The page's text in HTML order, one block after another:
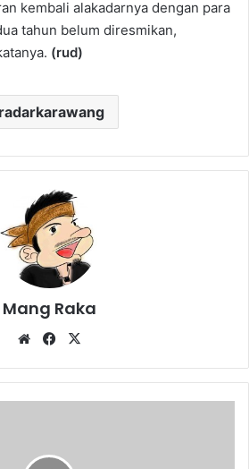
kembali alakadarnya dengan para
tahun belum diresmikan,
(rud)
Mang Raka
WebsiteFacebook